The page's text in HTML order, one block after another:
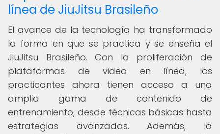
línea de JiuJitsu Brasileño
El avance de la tecnología ha transformado
la forma en que se practica y se enseña el
JiuJitsu Brasileño. Con la proliferación de
plataformas de video en línea, los
practicantes ahora tienen acceso a una
amplia gama de contenido de
entrenamiento, desde técnicas básicas hasta
estrategias avanzadas. Además, la